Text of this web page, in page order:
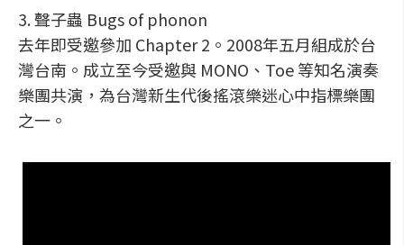
3. 聲子蟲 Bugs of phonon
去年即受邀參加 Chapter 2。2008年五月組成於台
灣台南。成立至今受邀與 MONO、Toe 等知名演奏
樂團共演，為台灣新生代後搖滾樂迷心中指標樂團
之一。